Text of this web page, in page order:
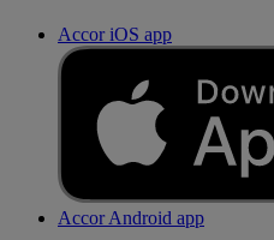
Accor iOS app
Accor Android app